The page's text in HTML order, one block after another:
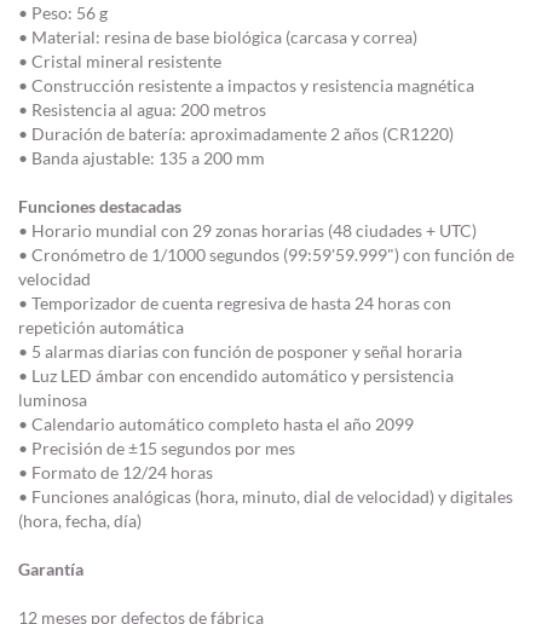
• Peso: 56 g
• Material: resina de base biológica (carcasa y correa)
• Cristal mineral resistente
• Construcción resistente a impactos y resistencia magnética
• Resistencia al agua: 200 metros
• Duración de batería: aproximadamente 2 años (CR1220)
• Banda ajustable: 135 a 200 mm
Funciones destacadas
• Horario mundial con 29 zonas horarias (48 ciudades + UTC)
• Cronómetro de 1/1000 segundos (99:59'59.999") con función de
velocidad
• Temporizador de cuenta regresiva de hasta 24 horas con
repetición automática
• 5 alarmas diarias con función de posponer y señal horaria
• Luz LED ámbar con encendido automático y persistencia
luminosa
• Calendario automático completo hasta el año 2099
• Precisión de ±15 segundos por mes
• Formato de 12/24 horas
• Funciones analógicas (hora, minuto, dial de velocidad) y digitales
(hora, fecha, día)
Garantía
12 meses por defectos de fábrica